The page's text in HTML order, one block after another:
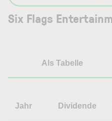
Six Flags
Als Tabelle
Jahr Dividende